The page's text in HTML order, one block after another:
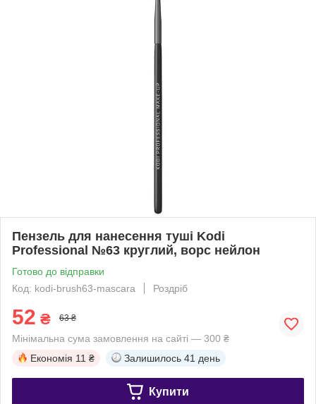
Пензель для нанесення туші Kodi
Professional №63 круглий, ворс нейлон
Готово до відправки
Код: kodi-brush63-mascara
Роздріб
52 ₴ 63 ₴
Мінімальна сума замовлення на сайті — 300 ₴
Економія 11 ₴ Залишилось 41 день
Купити